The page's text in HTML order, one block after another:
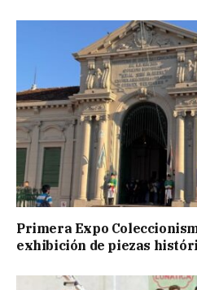
Primera Expo
exhibición de piezas